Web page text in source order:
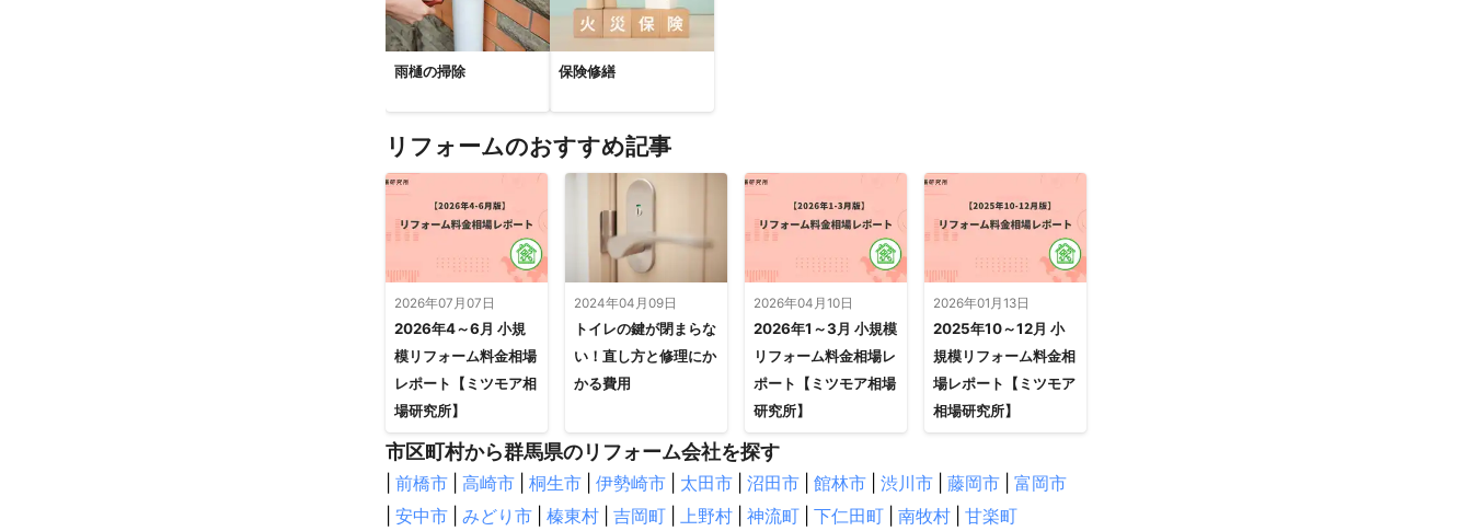
雨樋の掃除 保険修繕
リフォームのおすすめ記事
2026年07月07日
2026年4～6月 小規
模リフォーム料金相場
レポート【ミツモア相
場研究所】
2024年04月09日
トイレの鍵が閉まらな
い！直し方と修理にか
かる費用
2026年04月10日
2026年1～3月 小規模
リフォーム料金相場レ
ポート【ミツモア相場
研究所】
2026年01月13日
2025年10～12月 小
規模リフォーム料金相
場レポート【ミツモア
相場研究所】
市区町村から群馬県のリフォーム会社を探す
前橋市 高崎市 桐生市 伊勢崎市 太田市 沼田市 館林市 渋川市 藤岡市
富岡市
安中市 みどり市 榛東村 吉岡町 上野村 神流町 下仁田町 南牧村 甘楽町